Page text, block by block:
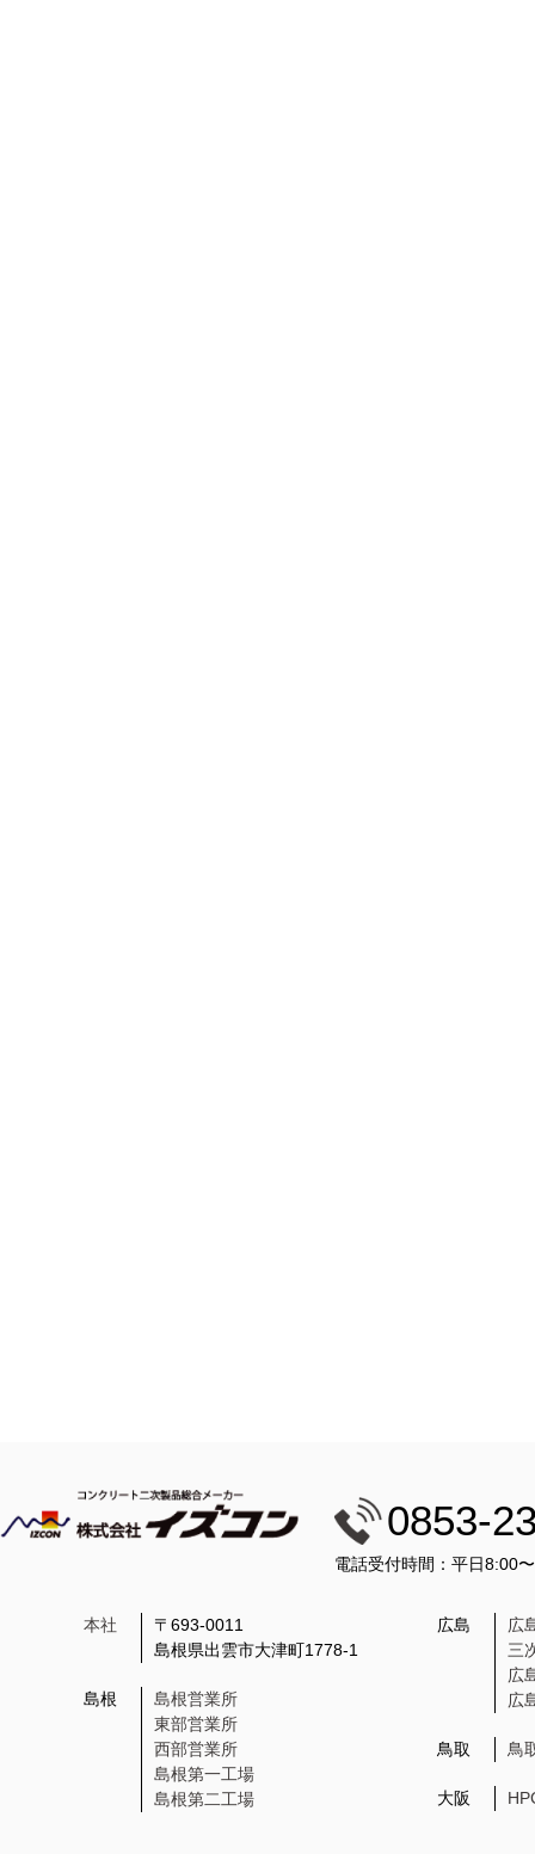
0853-
電話受付時間：平日8:00
本社
〒693-0011
島根県出雲市大津町1778-1
島根
島根営業所
東部営業所
西部営業所
島根第一工場
島根第二工場
広島
広
三
広
広
鳥取 鳥
大阪